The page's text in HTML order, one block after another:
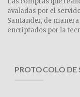
avaladas por el
Santander, de
encriptados por la
PROTOCOLO DE